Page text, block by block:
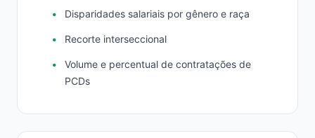
Disparidades salariais por gênero e raça
Recorte interseccional
Volume e percentual de contratações de
PCDs